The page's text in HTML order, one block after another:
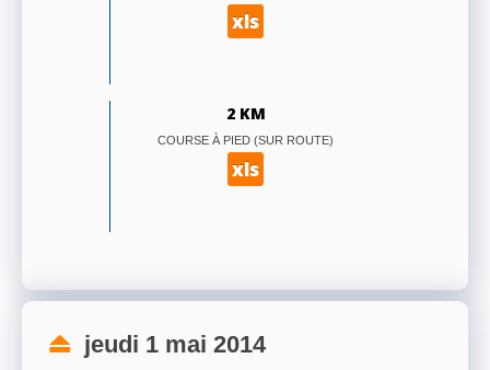
xls
2 KM
COURSE À PIED (SUR ROUTE)
xls
jeudi 1 mai 2014